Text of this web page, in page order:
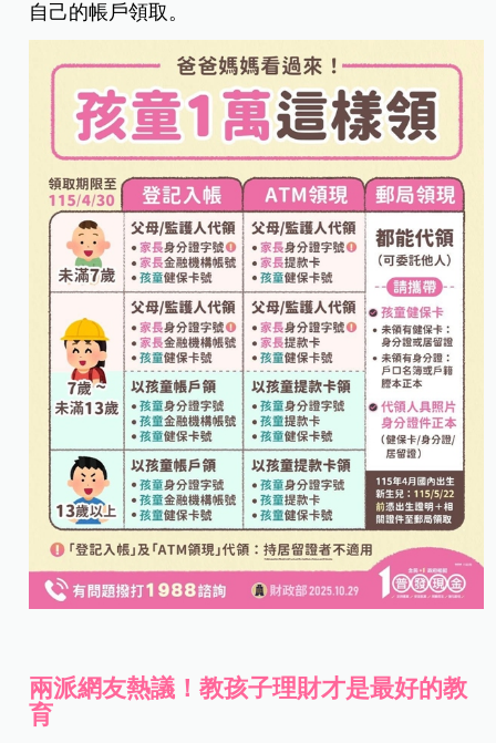
自己的帳戶領取。
兩派網友熱議！教孩子理財才是最好的教
育